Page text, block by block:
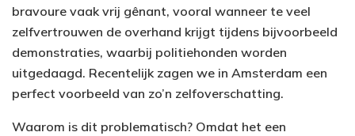
bravoure vaak vrij gênant, vooral wanneer te veel
zelfvertrouwen de overhand krijgt tijdens bijvoorbeeld
demonstraties, waarbij politiehonden worden
uitgedaagd. Recentelijk zagen we in Amsterdam een
perfect voorbeeld van zo’n zelfoverschatting.
Waarom is dit problematisch? Omdat het een